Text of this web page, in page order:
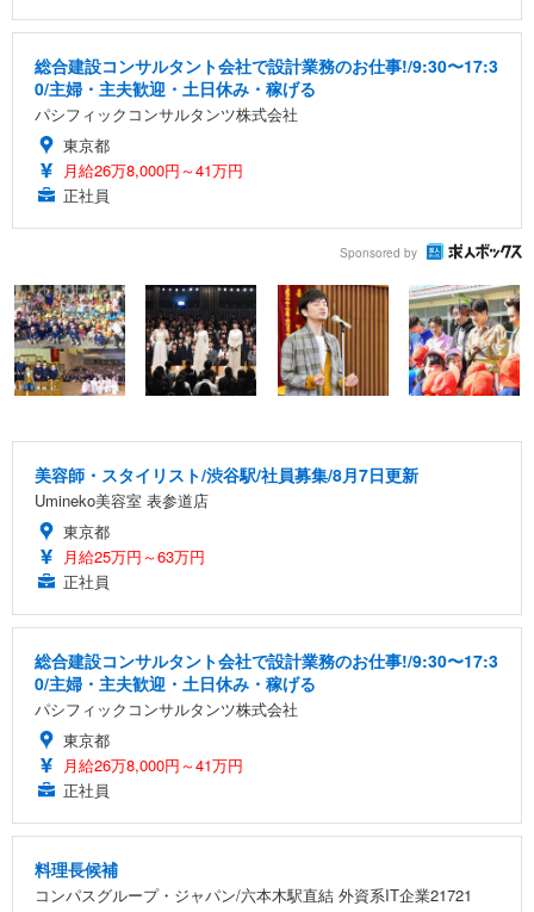
総合建設コンサルタント会社で設計業務のお仕事!/9:30〜17:3
0/主婦・主夫歓迎・土日休み・稼げる
パシフィックコンサルタンツ株式会社
東京都
月給26万8,000円～41万円
正社員
Sponsored by
美容師・スタイリスト/渋谷駅/社員募集/8月7日更新
Umineko美容室 表参道店
東京都
月給25万円～63万円
正社員
総合建設コンサルタント会社で設計業務のお仕事!/9:30〜17:3
0/主婦・主夫歓迎・土日休み・稼げる
パシフィックコンサルタンツ株式会社
東京都
月給26万8,000円～41万円
正社員
料理長候補
コンパスグループ・ジャパン/六本木駅直結 外資系IT企業21721